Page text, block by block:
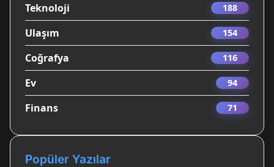
Teknoloji 188
Ulaşım 154
Coğrafya 116
Ev 94
Finans 71
Popüler Yazılar